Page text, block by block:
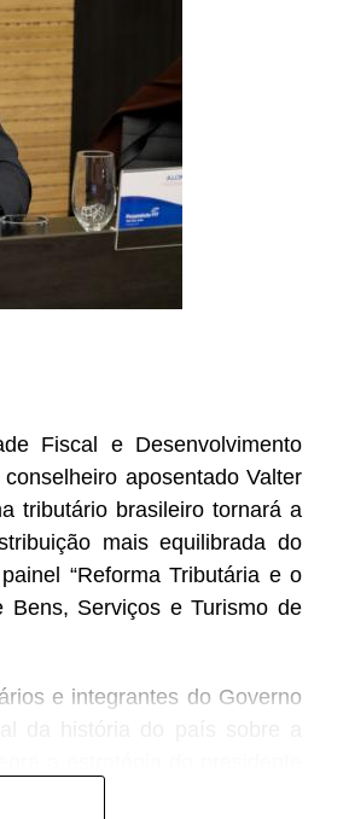
Fiscal e Desenvolvimento
aposentado Valter
tributário brasileiro tornará a
mais equilibrada do
“Reforma Tributária e o
Bens, Serviços e Turismo de
e integrantes do Governo
com diferentes setores da